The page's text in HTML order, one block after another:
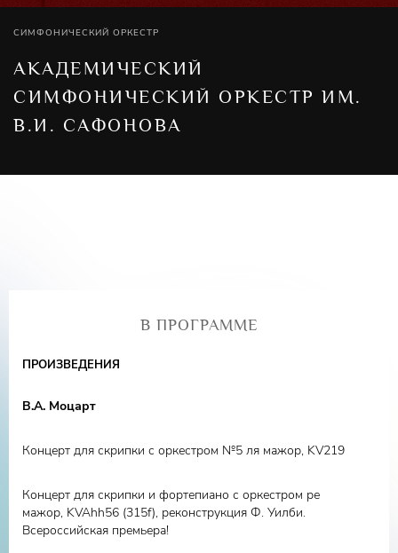
СИМФОНИЧЕСКИЙ ОРКЕСТР
АКАДЕМИЧЕСКИЙ
СИМФОНИЧЕСКИЙ ОРКЕСТР ИМ.
В.И. САФОНОВА
В ПРОГРАММЕ
ПРОИЗВЕДЕНИЯ
В.А. Моцарт
Концерт для скрипки с оркестром №5 ля мажор, KV219
Концерт для скрипки и фортепиано с оркестром ре
мажор, KVAhh56 (315f), реконструкция Ф. Уилби.
Всероссийская премьера!